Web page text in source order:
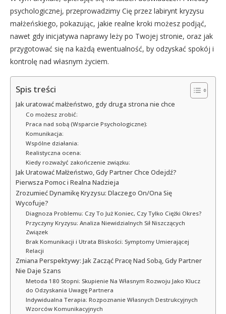
psychologicznej, przeprowadzimy Cię przez labirynt kryzysu
małżeńskiego, pokazując, jakie realne kroki możesz podjąć,
nawet gdy inicjatywa naprawy leży po Twojej stronie, oraz jak
przygotować się na każdą ewentualność, by odzyskać spokój i
kontrolę nad własnym życiem.
Spis treści
Jak uratować małżeństwo, gdy druga strona nie chce
Co możesz zrobić:
Praca nad sobą (Wsparcie Psychologiczne):
Komunikacja:
Wspólne działania:
Realistyczna ocena:
Kiedy rozważyć zakończenie związku:
Jak Uratować Małżeństwo, Gdy Partner Chce Odejdź?
Pierwsza Pomoc i Realna Nadzieja
Zrozumieć Dynamikę Kryzysu: Dlaczego On/Ona Się
Wycofuje?
Diagnoza Problemu: Czy To Już Koniec, Czy Tylko Ciężki Okres?
Przyczyny Kryzysu: Analiza Niewidzialnych Sił Niszczących
Związek
Brak Komunikacji i Utrata Bliskości: Symptomy Umierającej
Relacji
Zmiana Perspektywy: Jak Zacząć Pracę Nad Sobą, Gdy Partner
Nie Daje Szans
Metoda 180 Stopni: Skupienie Na Własnym Rozwoju Jako Klucz
do Odzyskania Uwagę Partnera
Indywidualna Terapia: Rozpoznanie Własnych Destrukcyjnych
Wzorców Komunikacyjnych